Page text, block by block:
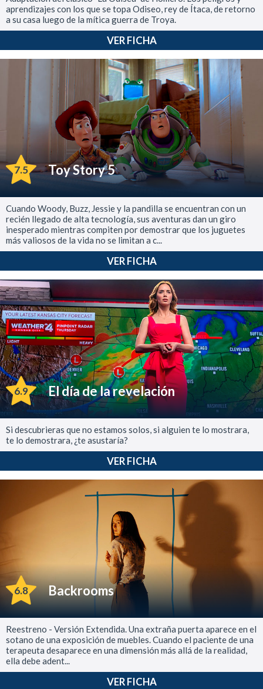
aprendizajes con los que se topa Odiseo, rey de Ítaca, de retorno
a su casa luego de la mítica guerra de Troya.
VER FICHA
7.5 Toy Story 5
Cuando Woody, Buzz, Jessie y la pandilla se encuentran con un
recién llegado de alta tecnología, sus aventuras dan un giro
inesperado mientras compiten por demostrar que los juguetes
más valiosos de la vida no se limitan a c...
VER FICHA
6.9 El día de la revelación
Si descubrieras que no estamos solos, si alguien te lo mostrara,
te lo demostrara, ¿te asustaría?
VER FICHA
6.8 Backrooms
Reestreno - Versión Extendida. Una extraña puerta aparece en el
sotano de una exposición de muebles. Cuando el paciente de una
terapeuta desaparece en una dimensión más allá de la realidad,
ella debe adent...
VER FICHA